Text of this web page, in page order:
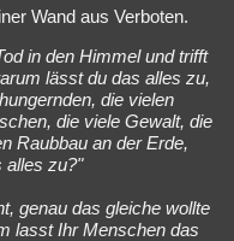
Wand aus Verboten.
in den Himmel und trifft
lässt du das alles zu,
die vielen
die viele Gewalt, die
Raubbau an der Erde,
alles zu?"
genau das gleiche wollte
lasst Ihr Menschen das